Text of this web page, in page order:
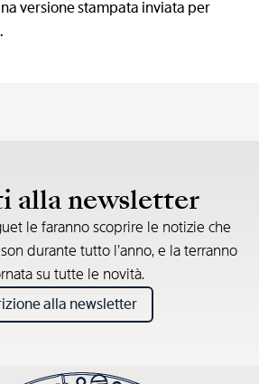
versione stampata inviata per
alla newsletter
le faranno scoprire le notizie che
durante tutto l’anno, e la terranno
su tutte le novità.
alla newsletter